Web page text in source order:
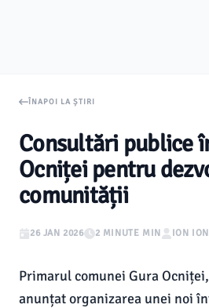
ÎNAPOI LA ȘTIRI
Consultări publice
Ocniței pentru
comunității
26 JAN 2026 2 MINUTE MIN ION
Primarul comunei Gura
anunțat organizarea unei noi